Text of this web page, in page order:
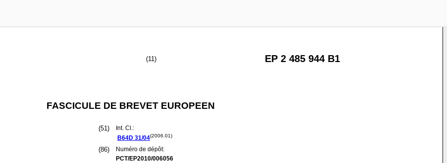
(11) EP 2 485 944 B1
FASCICULE DE BREVET EUROPEEN
(51)
Int. Cl.:
B64D 31/04(2006.01)
(86)
Numéro de dépôt:
PCT/EP2010/006056